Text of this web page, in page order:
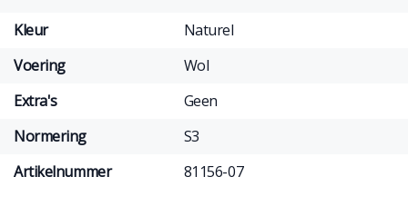
Kleur
Naturel
Voering
Wol
Extra's
Geen
Normering
S3
Artikelnummer
81156-07